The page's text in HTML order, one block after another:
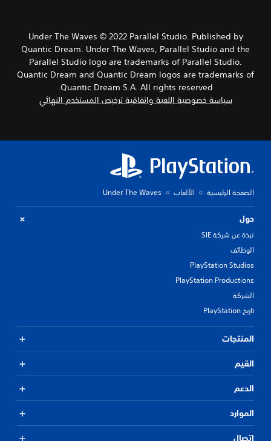
Under The Waves © 2022 Parallel Studio. Published by
Quantic Dream. Under The Waves, Parallel Studio and the
Parallel Studio logo are trademarks of Parallel Studio.
Quantic Dream and Quantic Dream logos are trademarks of
Quantic Dream S.A. All rights reserved.
سياسة خصوصية اللعبة واتفاقية ترخيص المستخدم النهائي
الصفحة الرئيسية الألعاب Under The Waves
حول
نبذة عن شركة SIE
الوظائف
PlayStation Studios
PlayStation Productions
الشركة
تاريخ PlayStation
المنتجات
القيم
الدعم
الموارد
اتصال